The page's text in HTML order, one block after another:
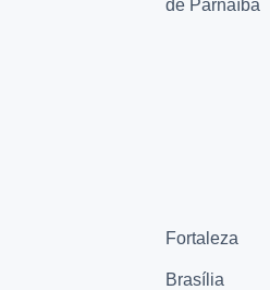
de Parnaíba
Fortaleza
Brasília